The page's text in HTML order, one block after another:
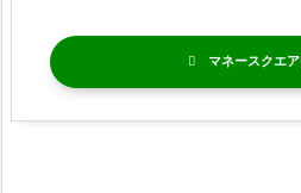
マネースクエア